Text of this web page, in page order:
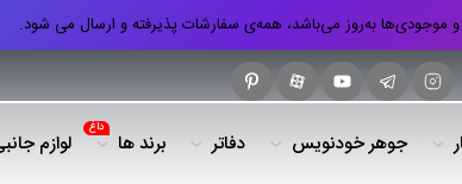
موجودی‌ها به‌روز می‌باشد، همه‌ی سفارشات پذیرفته و ارسال می شود.
جوهر خودنویس دفاتر برند ها
داغ
لوازم